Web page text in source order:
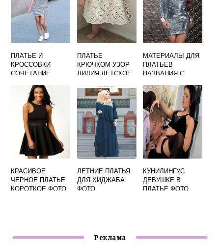
ПЛАТЬЕ И
КРОССОВКИ
СОЧЕТАНИЕ
ПЛАТЬЕ
КРЮЧКОМ УЗОР
ЛИЛИЯ ДЕТСКОЕ
МАТЕРИАЛЫ ДЛЯ
ПЛАТЬЕВ
НАЗВАНИЯ С
КРАСИВОЕ
ЧЕРНОЕ ПЛАТЬЕ
КОРОТКОЕ ФОТО
ЛЕТНИЕ ПЛАТЬЯ
ДЛЯ ХИДЖАБА
ФОТО
КУНИЛИНГУС
ДЕВУШКЕ В
ПЛАТЬЕ ФОТО
Реклама